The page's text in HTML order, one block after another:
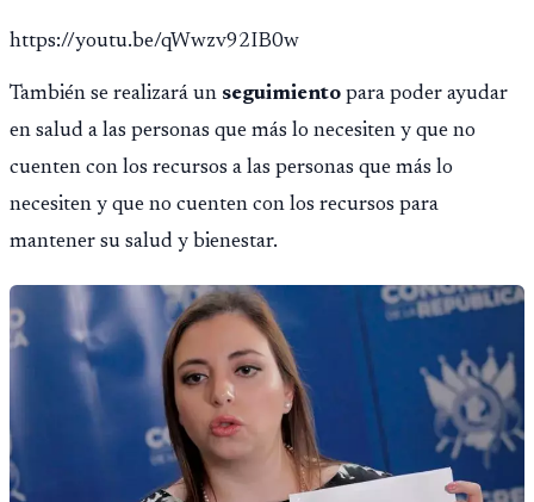
https://youtu.be/qWwzv92IB0w
También se realizará un seguimiento para poder ayudar
en salud a las personas que más lo necesiten y que no
cuenten con los recursos a las personas que más lo
necesiten y que no cuenten con los recursos para
mantener su salud y bienestar.